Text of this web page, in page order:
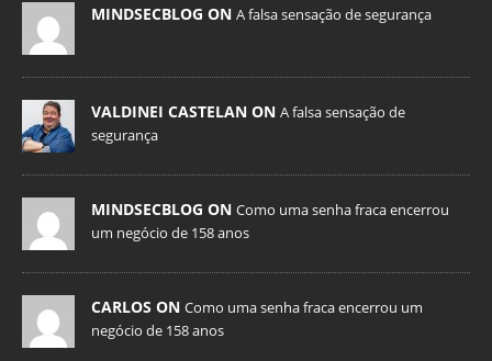
MINDSECBLOG ON A falsa sensação de segurança
VALDINEI CASTELAN ON A falsa sensação de
segurança
MINDSECBLOG ON Como uma senha fraca encerrou
um negócio de 158 anos
CARLOS ON Como uma senha fraca encerrou um
negócio de 158 anos